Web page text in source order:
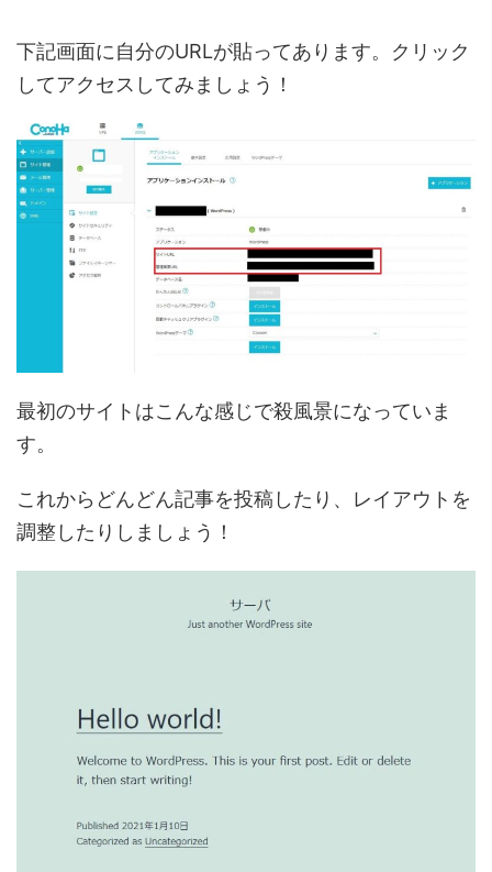
下記画面に自分のURLが貼ってあります。クリック
してアクセスしてみましょう！
最初のサイトはこんな感じで殺風景になっていま
す。
これからどんどん記事を投稿したり、レイアウトを
調整したりしましょう！